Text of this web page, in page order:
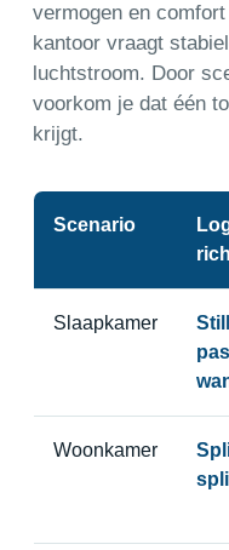
vermogen en
kantoor vraagt
luchtstroom. Door
voorkom je dat één
krijgt.
Scenario
Slaapkamer
Woonkamer